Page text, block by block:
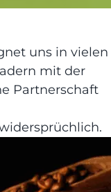
uns in vielen
mit der
Partnerschaft